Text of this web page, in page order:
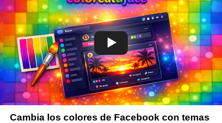
Cambia los colores de Facebook con temas